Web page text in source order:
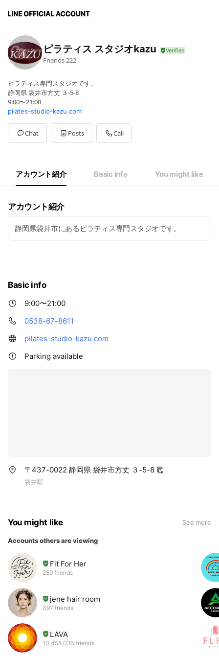
ピラティス スタジオkazu
Friends 222
ピラティス専門スタジオです。
静岡県 袋井市方丈 ３-5-8
9:00〜21:00
pilates-studio-kazu.com
Chat Posts Call
アカウント紹介 Basic info You might like
アカウント紹介
静岡県袋井市にあるピラティス専門スタジオです。
Basic info
9:00〜21:00
0538-67-8611
pilates-studio-kazu.com
Parking available
〒437-0022 静岡県 袋井市方丈 ３-5-8
袋井駅
You might like See more
Accounts others are viewing
Fit For Her
259 friends
jene hair room
397 friends
LAVA
10,458,035 friends